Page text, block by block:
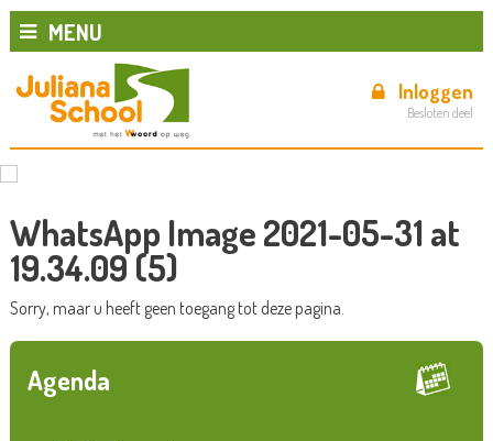
MENU
Inloggen
Besloten deel
WhatsApp Image 2021-05-31 at
19.34.09 (5)
Sorry, maar u heeft geen toegang tot deze pagina.
Agenda